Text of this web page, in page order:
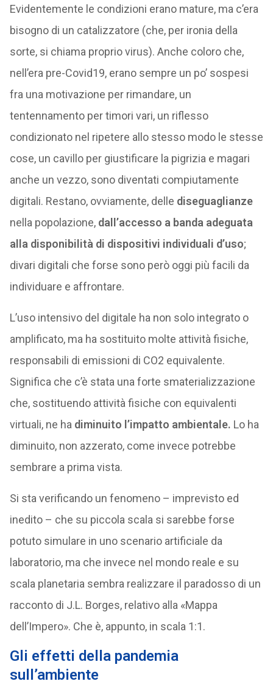
Evidentemente le condizioni erano mature, ma c’era
bisogno di un catalizzatore (che, per ironia della
sorte, si chiama proprio virus). Anche coloro che,
nell’era pre-Covid19, erano sempre un po’ sospesi
fra una motivazione per rimandare, un
tentennamento per timori vari, un riflesso
condizionato nel ripetere allo stesso modo le stesse
cose, un cavillo per giustificare la pigrizia e magari
anche un vezzo, sono diventati compiutamente
digitali. Restano, ovviamente, delle diseguaglianze
nella popolazione, dall’accesso a banda adeguata
alla disponibilità di dispositivi individuali d’uso;
divari digitali che forse sono però oggi più facili da
individuare e affrontare.
L’uso intensivo del digitale ha non solo integrato o
amplificato, ma ha sostituito molte attività fisiche,
responsabili di emissioni di CO2 equivalente.
Significa che c’è stata una forte smaterializzazione
che, sostituendo attività fisiche con equivalenti
virtuali, ne ha diminuito l’impatto ambientale. Lo ha
diminuito, non azzerato, come invece potrebbe
sembrare a prima vista.
Si sta verificando un fenomeno – imprevisto ed
inedito – che su piccola scala si sarebbe forse
potuto simulare in uno scenario artificiale da
laboratorio, ma che invece nel mondo reale e su
scala planetaria sembra realizzare il paradosso di un
racconto di J.L. Borges, relativo alla «Mappa
dell’Impero». Che è, appunto, in scala 1:1.
Gli effetti della pandemia
sull’ambiente